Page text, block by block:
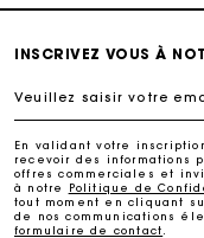
Livraison à
Paiement
INSCRIVEZ VOUS À
Veuillez saisir votre
En validant votre
recevoir des informations
offres commerciales et
à notre
Politique de
tout moment en cliquant
de nos communications
formulaire de contact